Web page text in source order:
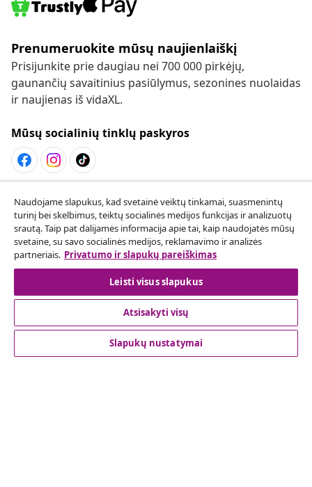
Prenumeruokite mūsų naujienlaiškį
Prisijunkite prie daugiau nei 700 000 pirkėjų,
gaunančių savaitinius pasiūlymus, sezonines nuolaidas
ir naujienas iš vidaXL.
Mūsų socialinių tinklų paskyros
Sutarties atsisakymas
Pateikite prašymą atsisakyti užsakymo.
Sutarties atsisakymas
Klientų aptarnavimas
Verslas
Naudojame slapukus, kad svetainė veiktų tinkamai, suasmenintų
turinį bei skelbimus, teiktų socialinės medijos funkcijas ir analizuotų
srautą. Taip pat dalijamės informacija apie tai, kaip naudojatės mūsų
svetaine, su savo socialinės medijos, reklamavimo ir analizės
partneriais. Privatumo ir slapukų pareiškimas
Leisti visus slapukus
Atsisakyti visų
Slapukų nustatymai